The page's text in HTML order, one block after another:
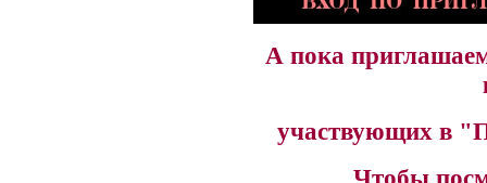
А пока
участвующих в